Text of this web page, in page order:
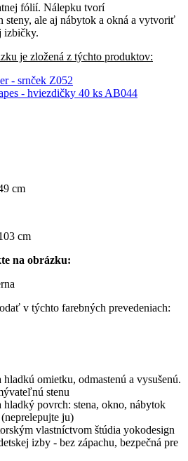
fólií. Nálepku tvorí
steny, ale aj nábytok a okná a vytvoriť
izbičky.
je zložená z týchto produktov:
- srnček Z052
- hviezdičky 40 ks AB044
cm
cm
na obrázku:
v týchto farebných prevedeniach:
omietku, odmastenú a vysušenú.
stenu
hladký povrch: stena, okno, nábytok
ju)
vlastníctvom štúdia yokodesign
izby - bez zápachu, bezpečná pre